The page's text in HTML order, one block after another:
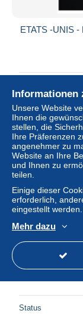
ETATS -UNIS -
ETATS UNIS
Status
Informationen
Unsere Website
Ihnen die
stellen, die
Ihre Präferenzen
angenehmer zu
Website an Ihre
und Ihnen zu
teilen.
Einige dieser
erforderlich,
eingestellt werden.
Mehr dazu